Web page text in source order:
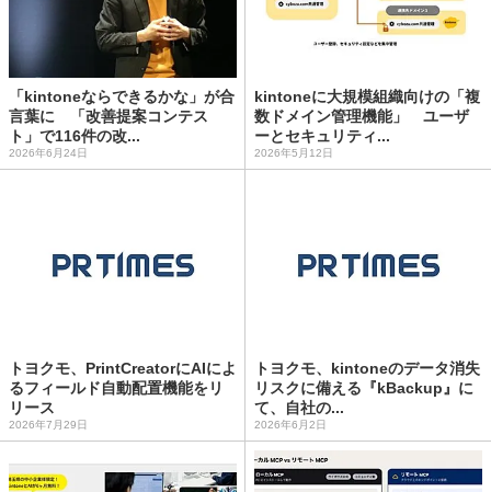
「kintoneならできるかな」が合
言葉に 「改善提案コンテス
ト」で116件の改...
2026年6月24日
kintoneに大規模組織向けの「複
数ドメイン管理機能」 ユーザ
ーとセキュリティ...
2026年5月12日
トヨクモ、PrintCreatorにAIによ
るフィールド自動配置機能をリ
リース
2026年7月29日
トヨクモ、kintoneのデータ消失
リスクに備える『kBackup』に
て、自社の...
2026年6月2日